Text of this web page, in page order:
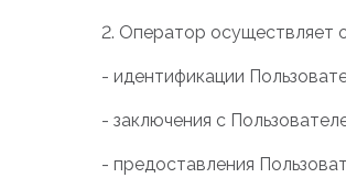
2. Оператор осуществляет
- идентификации
- заключения с
- предоставления